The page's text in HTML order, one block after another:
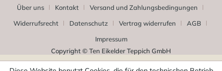
Über uns Kontakt
Versand und Zahlungsbedingungen
Widerrufsrecht
Datenschutz Vertrag widerrufen
AGB
Impressum
Copyright © Ten Eikelder Teppich GmbH